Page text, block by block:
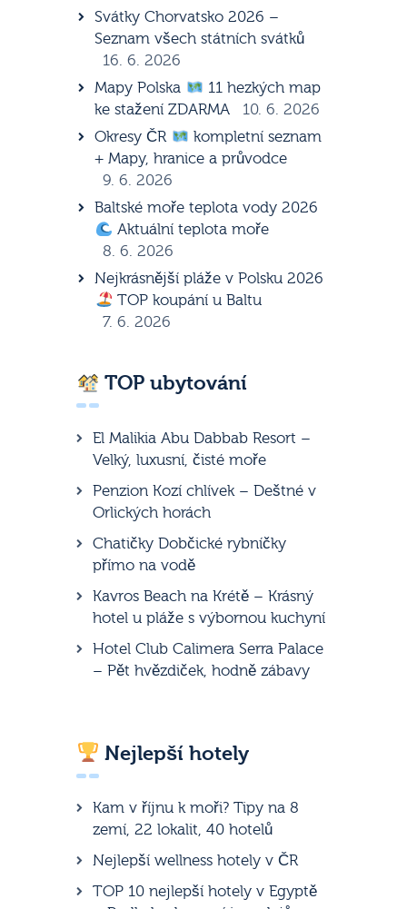
Svátky Chorvatsko 2026 –
Seznam všech státních svátků
16. 6. 2026
Mapy Polska
11 hezkých map
ke stažení ZDARMA
10. 6. 2026
Okresy ČR
kompletní seznam
+ Mapy, hranice a průvodce
9. 6. 2026
Baltské moře teplota vody 2026
Aktuální teplota moře
8. 6. 2026
Nejkrásnější pláže v Polsku 2026
TOP koupání u Baltu
7. 6. 2026
TOP ubytování
El Malikia Abu Dabbab Resort –
Velký, luxusní, čisté moře
Penzion Kozí chlívek – Deštné v
Orlických horách
Chatičky Dobčické rybníčky
přímo na vodě
Kavros Beach na Krétě – Krásný
hotel u pláže s výbornou kuchyní
Hotel Club Calimera Serra Palace
– Pět hvězdiček, hodně zábavy
Nejlepší hotely
Kam v říjnu k moři? Tipy na 8
zemí, 22 lokalit, 40 hotelů
Nejlepší wellness hotely v ČR
TOP 10 nejlepší hotely v Egyptě